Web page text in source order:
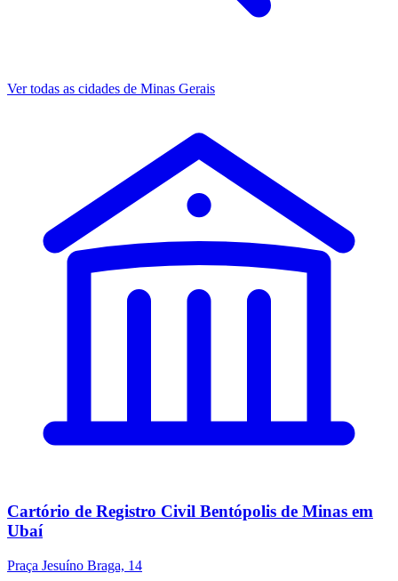
Ver todas as cidades de Minas Gerais
Cartório de Registro Civil Bentópolis de Minas em
Ubaí
Praça Jesuíno Braga, 14